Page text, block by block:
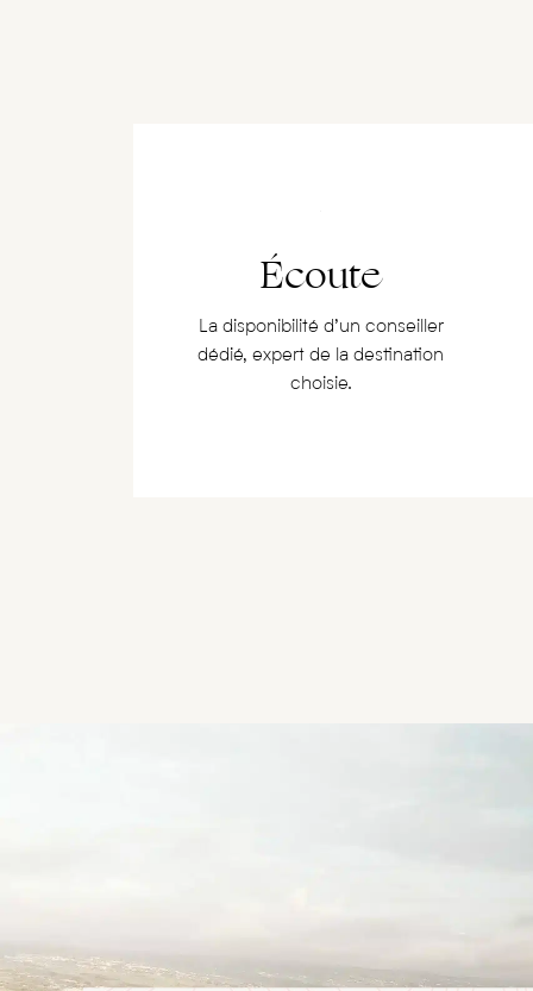
Écoute
La disponibilité d’un conseiller
dédié, expert de la destination
choisie.